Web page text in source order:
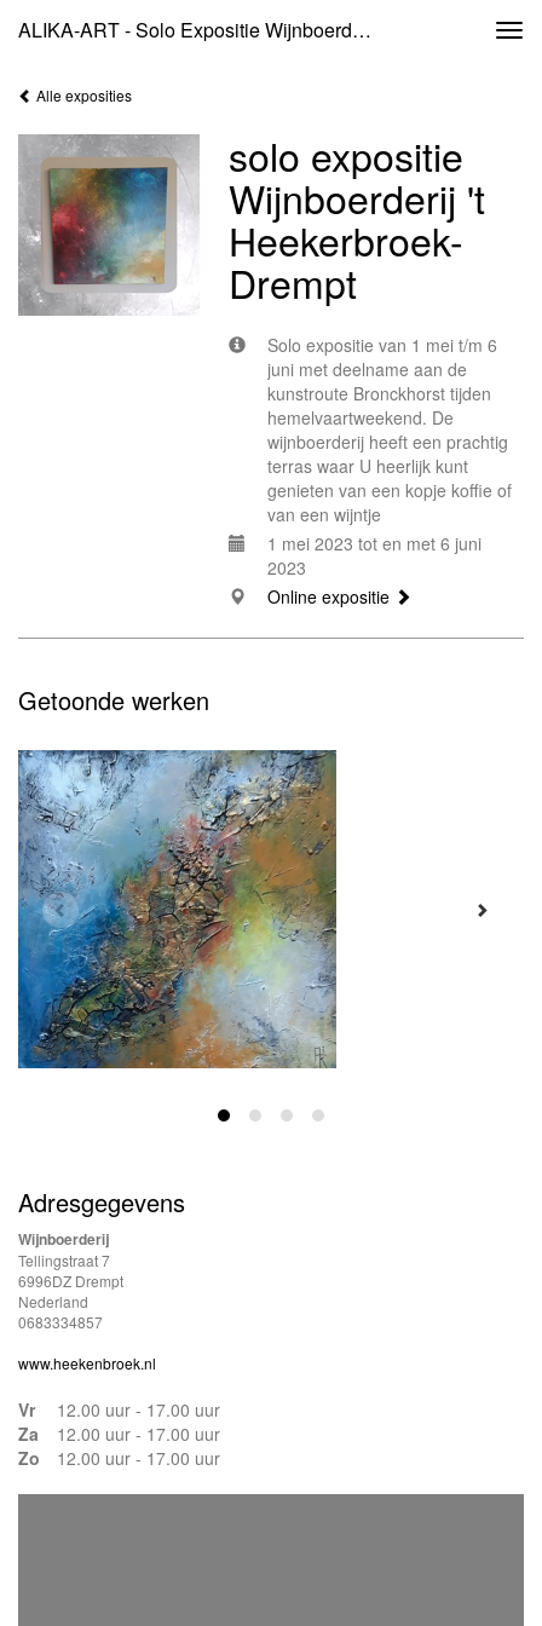
ALIKA-ART - Solo Expositie Wijnboerderij 't Heekerbroek- Drempt
Alle exposities
solo expositie
Wijnboerderij 't
Heekerbroek-
Drempt
Solo expositie van 1 mei t/m 6
juni met deelname aan de
kunstroute Bronckhorst tijden
hemelvaartweekend. De
wijnboerderij heeft een prachtig
terras waar U heerlijk kunt
genieten van een kopje koffie of
van een wijntje
1 mei 2023 tot en met 6 juni
2023
Online expositie
Getoonde werken
Adresgegevens
Wijnboerderij
Tellingstraat 7
6996DZ Drempt
Nederland
0683334857
www.heekenbroek.nl
Vr
12.00 uur - 17.00 uur
Za
12.00 uur - 17.00 uur
Zo
12.00 uur - 17.00 uur